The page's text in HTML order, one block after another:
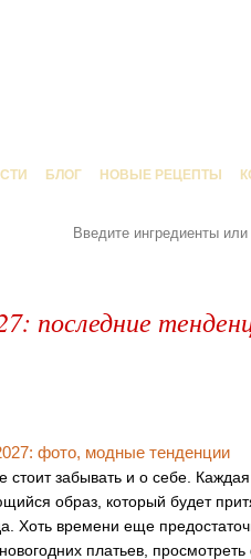
БЛОГ НОВЫЕ РЕЦЕПТЫ
последние
стоит забывать и о себе.
образ, который будет
Хоть времени еще
платьев,